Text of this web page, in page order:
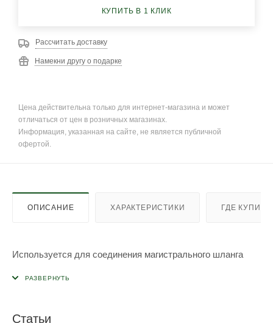
КУПИТЬ В 1 КЛИК
Рассчитать доставку
Намекни другу о подарке
Цена действительна только для интернет-магазина и может
отличаться от цен в розничных магазинах.
Информация, указанная на сайте, не является публичной
офертой.
ОПИСАНИЕ ХАРАКТЕРИСТИКИ ГДЕ КУПИТЬ
Используется для соединения магистрального шланга
Статьи